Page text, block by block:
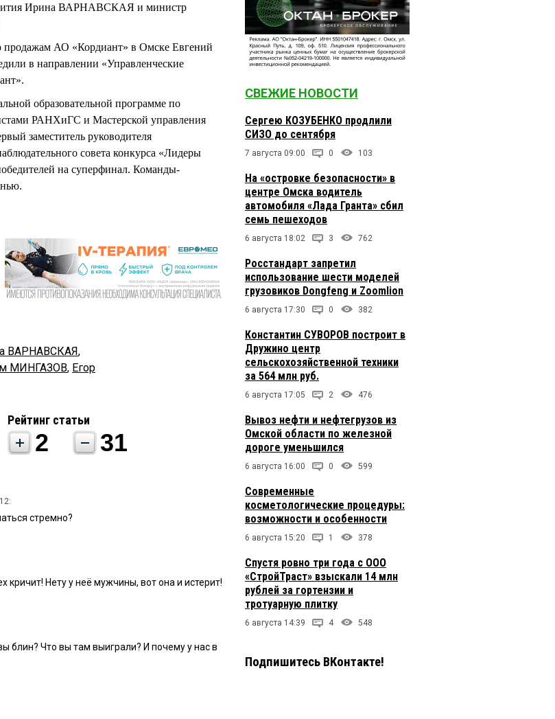
Ирина ВАРНАВСКАЯ и министр
продажам АО «Кордиант» в Омске Евгений
в направлении «Управленческие
образовательной программе по
РАНХиГС и Мастерской управления
заместитель руководителя
совета конкурса «Лидеры
на суперфинал. Команды-
ВАРНАВСКАЯ,
МИНГАЗОВ, Егор
Рейтинг статьи
2 31
стремно?
кричит! Нету у неë мужчины, вот она и истерит!
блин? Что вы там выиграли? И почему у нас в
они в игрушки все играют.
СВЕЖИЕ НОВОСТИ
Сергею КОЗУБЕНКО продлили
СИЗО до сентября
7 августа 09:00 0 103
На «островке безопасности» в
центре Омска водитель
автомобиля «Лада Гранта» сбил
семь пешеходов
6 августа 18:02 3 762
Росстандарт запретил
использование шести моделей
грузовиков Dongfeng и Zoomlion
6 августа 17:30 0 382
Константин СУВОРОВ построит в
Дружино центр
сельскохозяйственной техники
за 564 млн руб.
6 августа 17:05 2 476
Вывоз нефти и нефтегрузов из
Омской области по железной
дороге уменьшился
6 августа 16:00 0 599
Современные
косметологические процедуры:
возможности и особенности
6 августа 15:20 1 378
Спустя ровно три года с ООО
«СтройТраст» взыскали 14 млн
рублей за гортензии и
тротуарную плитку
6 августа 14:39 4 548
Подпишитесь ВКонтакте!